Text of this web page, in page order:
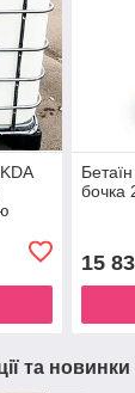
бочка
15
та новинки